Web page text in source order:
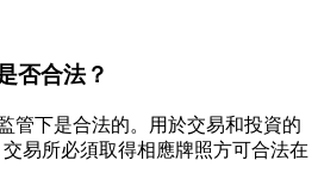
否合法？
管下是合法的。用於交易和投資的
易所必須取得相應牌照方可合法在